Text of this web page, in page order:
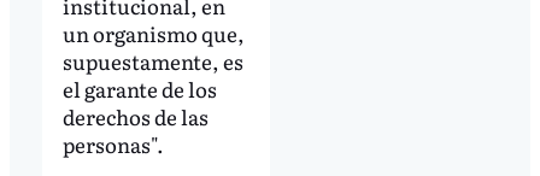
un organismo que,
supuestamente, es
el garante de los
derechos de las
personas".